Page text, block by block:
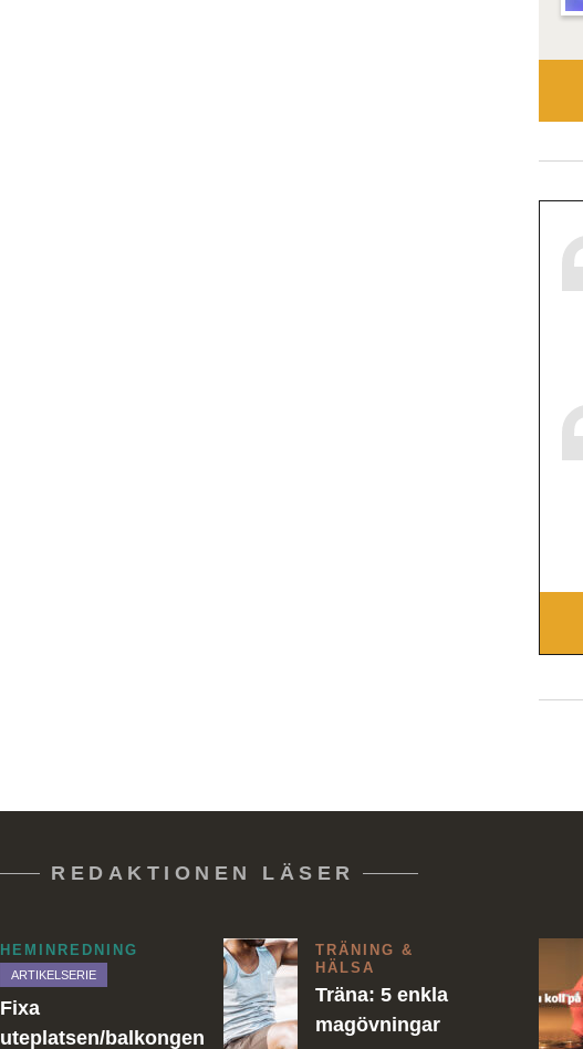
REDAKTIONEN LÄSER
HEMINREDNING
ARTIKELSERIE
Fixa
uteplatsen/balkongen
TRÄNING &
HÄLSA
Träna: 5 enkla
magövningar